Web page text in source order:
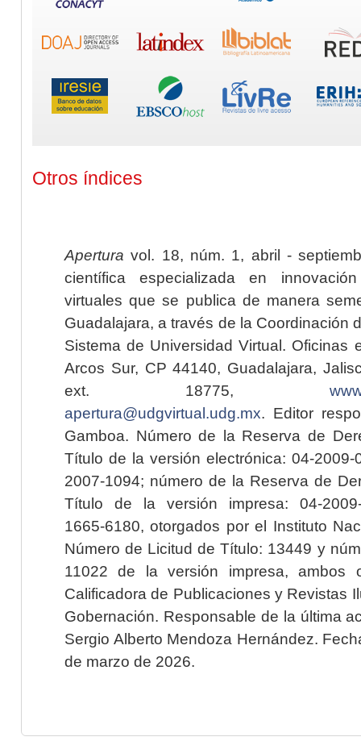
Otros índices
Apertura vol. 18, núm. 1, abril -
científica especializada en
virtuales que se publica de manera
Guadalajara, a través de la Coordinación
Sistema de Universidad Virtual. Oficinas
Arcos Sur, CP 44140, Guadalajara,
ext. 18775,
apertura@udgvirtual.udg.mx. Editor
Gamboa. Número de la Reserva de
Título de la versión electrónica: 04-2009-
2007-1094; número de la Reserva de
Título de la versión impresa: 04-2009-
1665-6180, otorgados por el Instituto
Número de Licitud de Título: 13449 y
11022 de la versión impresa, ambos
Calificadora de Publicaciones y Revistas
Gobernación. Responsable de la última
Sergio Alberto Mendoza Hernández.
de marzo de 2026.